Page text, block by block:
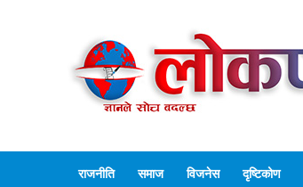
राजनीति समाज विजनेस दृष्टिकोण